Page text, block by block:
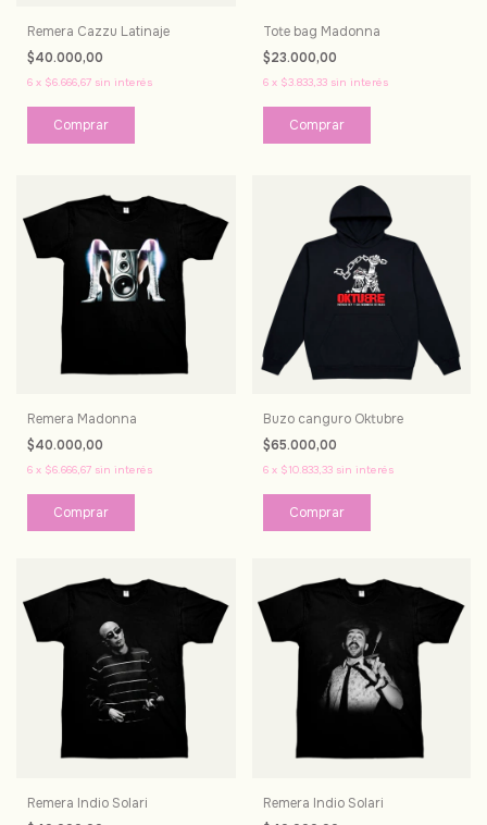
Remera Cazzu Latinaje
$40.000,00
6 x $6.666,67 sin interés
Comprar
Tote bag Madonna
$23.000,00
6 x $3.833,33 sin interés
Remera Madonna
$40.000,00
6 x $6.666,67 sin interés
Comprar
Buzo canguro Oktubre
$65.000,00
6 x $10.833,33 sin interés
Comprar
Remera Indio Solari
Remera Indio Solari